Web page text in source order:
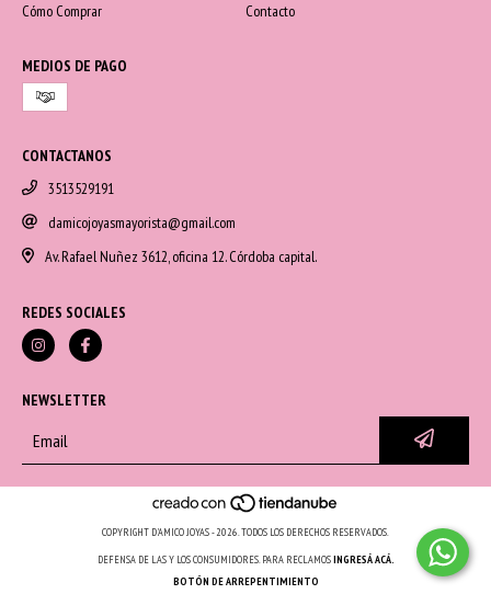
Cómo Comprar Contacto
MEDIOS DE PAGO
CONTACTANOS
3513529191
damicojoyasmayorista@gmail.com
Av. Rafael Nuñez 3612, oficina 12. Córdoba capital.
REDES SOCIALES
NEWSLETTER
COPYRIGHT D'AMICO JOYAS - 2026. TODOS LOS DERECHOS RESERVADOS.
DEFENSA DE LAS Y LOS CONSUMIDORES. PARA RECLAMOSINGRESÁ ACÁ.
BOTÓN DE ARREPENTIMIENTO